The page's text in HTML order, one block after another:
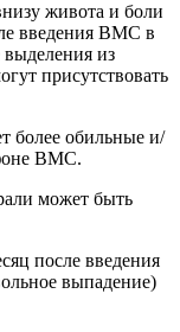
живота и боли
введения ВМС в
из
присутствовать
более обильные и/
ВМС.
может быть
после введения
выпадение)